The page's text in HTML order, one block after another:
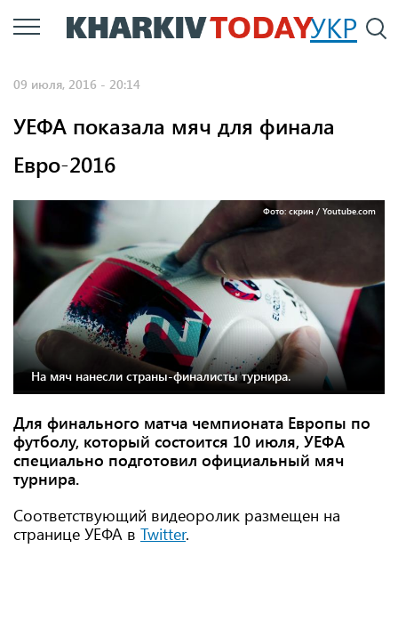
Перейти
к
УКР
09 июля, 2016 - 20:14
УЕФА показала мяч для финала
Евро-2016
Фото: скрин / Youtube.com
На мяч нанесли страны-финалисты турнира.
Для финального матча чемпионата Европы по
футболу, который состоится 10 июля, УЕФА
специально подготовил официальный мяч
турнира.
Соответствующий видеоролик размещен на
странице УЕФА в Twitter.